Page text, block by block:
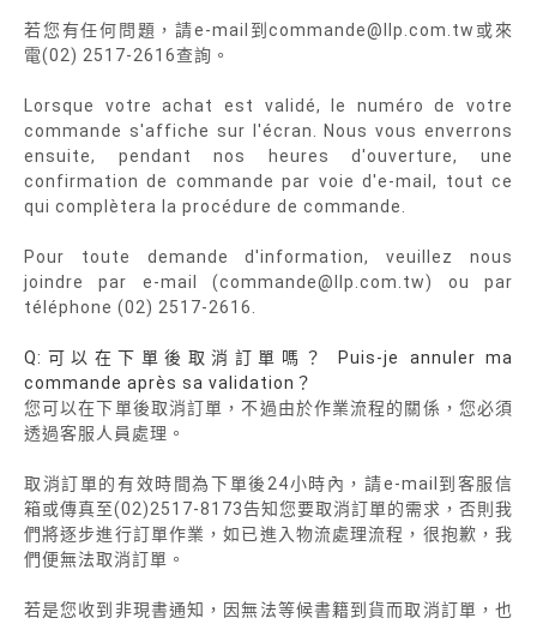
若您有任何問題，請e-mail到commande@llp.com.tw或來
電(02) 2517-2616查詢。
Lorsque votre achat est validé, le numéro de votre
commande s'affiche sur l'écran. Nous vous enverrons
ensuite, pendant nos heures d'ouverture, une
confirmation de commande par voie d'e-mail, tout ce
qui complètera la procédure de commande.
Pour toute demande d'information, veuillez nous
joindre par e-mail (commande@llp.com.tw) ou par
téléphone (02) 2517-2616.
Q:可以在下單後取消訂單嗎？ Puis-je annuler ma
commande après sa validation？
您可以在下單後取消訂單，不過由於作業流程的關係，您必須
透過客服人員處理。
取消訂單的有效時間為下單後24小時內，請e-mail到客服信
箱或傳真至(02)2517-8173告知您要取消訂單的需求，否則我
們將逐步進行訂單作業，如已進入物流處理流程，很抱歉，我
們便無法取消訂單。
若是您收到非現書通知，因無法等候書籍到貨而取消訂單，也